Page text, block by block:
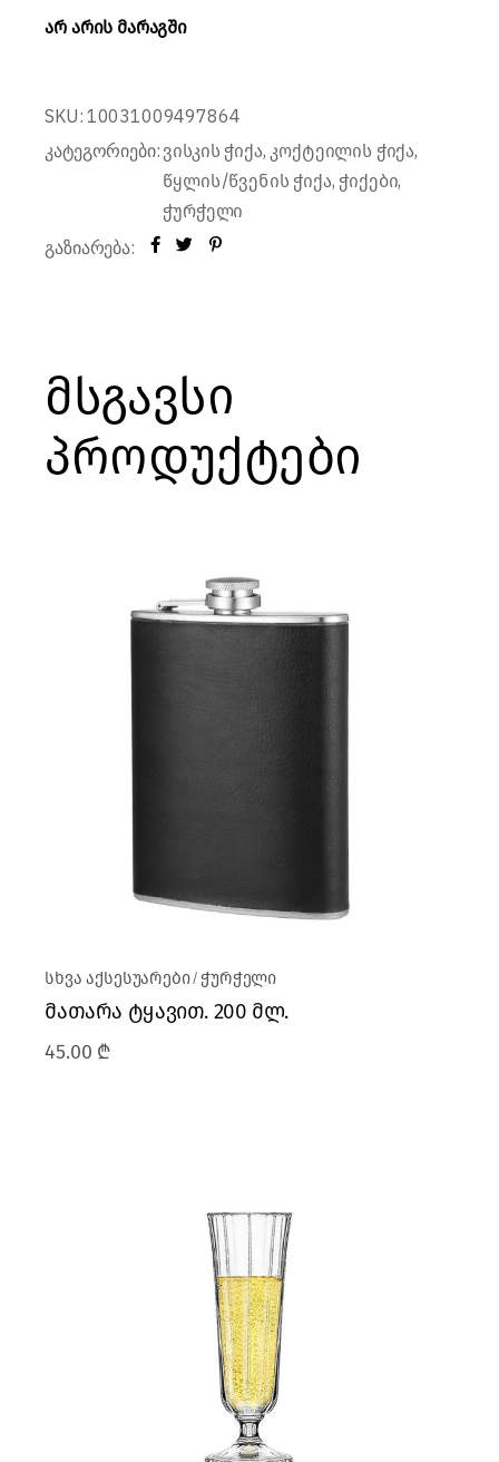
არ არის მარაგში
SKU: 10031009497864
კატეგორიები: ვისკის ჭიქა, კოქტეილის ჭიქა,
წყლის/წვენის ჭიქა, ჭიქები,
ჭურჭელი
გაზიარება:
მსგავსი
პროდუქტები
სხვა აქსესუარები ჭურჭელი
მათარა ტყავით. 200 მლ.
45.00 ₾